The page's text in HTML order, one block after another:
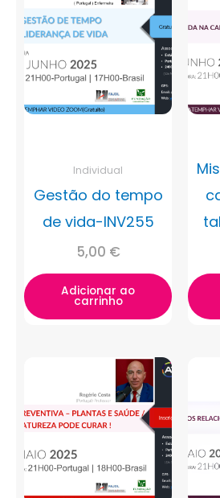
Individual
Gestão do tempo
de vida-INV255
5,00 €
Adicionar ao
carrinho